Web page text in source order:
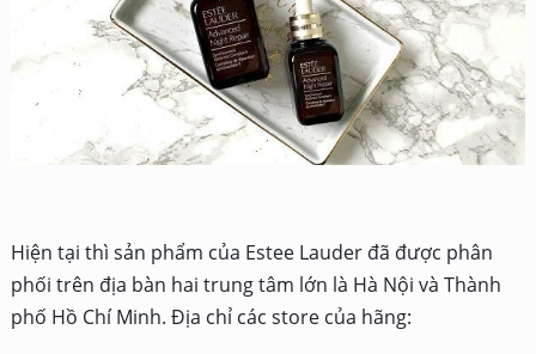
Hiện tại thì sản phẩm của Estee Lauder đã được phân
phối trên địa bàn hai trung tâm lớn là Hà Nội và Thành
phố Hồ Chí Minh. Địa chỉ các store của hãng: